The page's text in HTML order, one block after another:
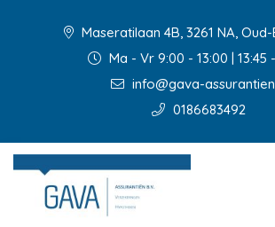
Maseratilaan 4B, 3261 NA,
Ma - Vr 9:00 - 13:00 | 13:45
info@gava-
0186683492